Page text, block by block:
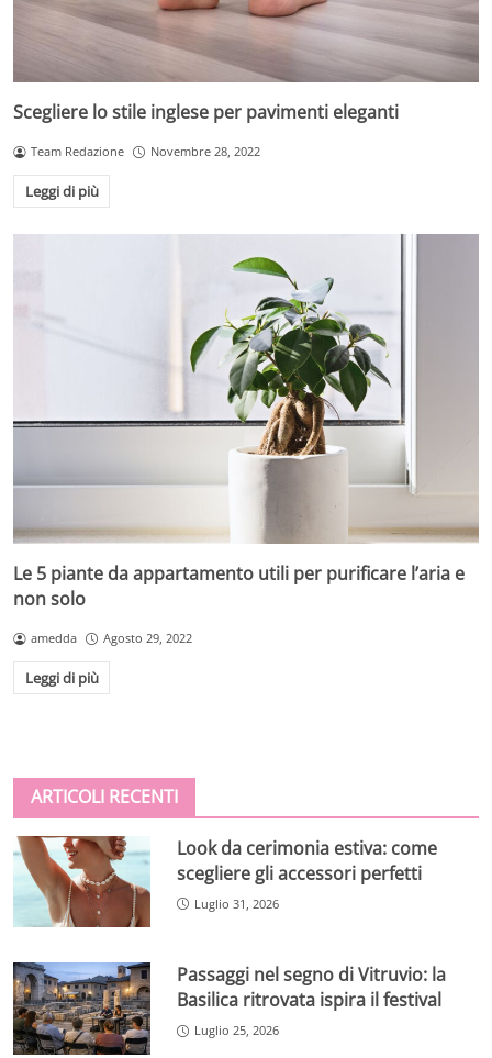
Scegliere lo stile inglese per pavimenti eleganti
Team Redazione Novembre 28, 2022
Leggi di più
Le 5 piante da appartamento utili per purificare l’aria e
non solo
amedda Agosto 29, 2022
Leggi di più
ARTICOLI RECENTI
Look da cerimonia estiva: come
scegliere gli accessori perfetti
Luglio 31, 2026
Passaggi nel segno di Vitruvio: la
Basilica ritrovata ispira il festival
Luglio 25, 2026